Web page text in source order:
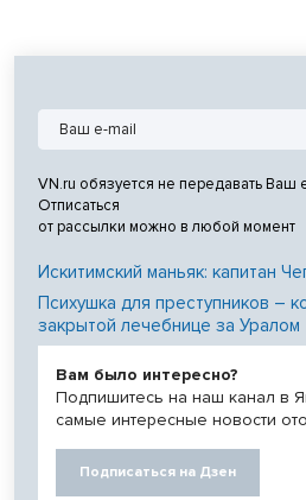
VN.ru обязуется не передавать Ваш
Отписаться
от рассылки можно в любой момент
Искитимский маньяк: капитан
Психушка для преступников –
закрытой лечебнице за Уралом
Вам было интересно?
Подпишитесь на наш канал в
самые интересные новости
Подписаться на Дзен